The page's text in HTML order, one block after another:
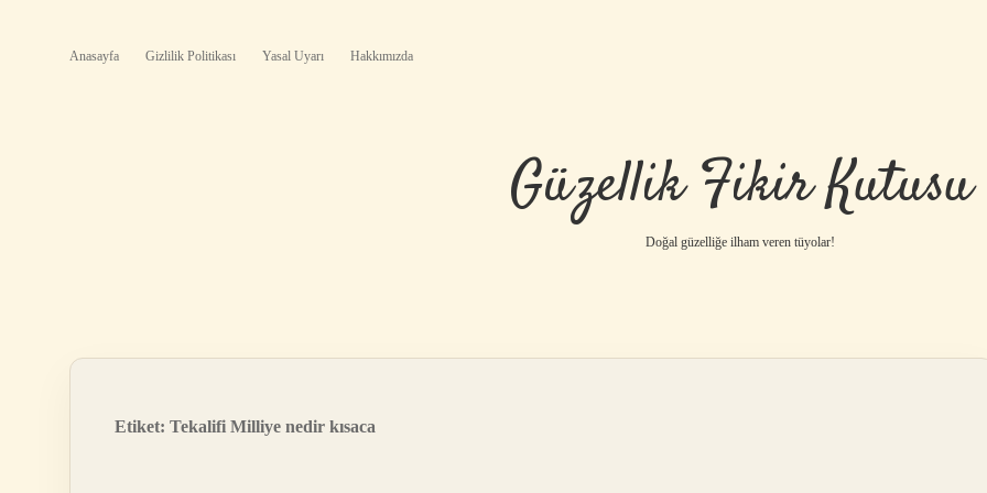
Anasayfa Gizlilik Politikası Yasal Uyarı Hakkımızda
Güzellik Fikir Kutusu
Doğal güzelliğe ilham veren tüyolar!
Etiket: Tekalifi Milliye nedir kısaca